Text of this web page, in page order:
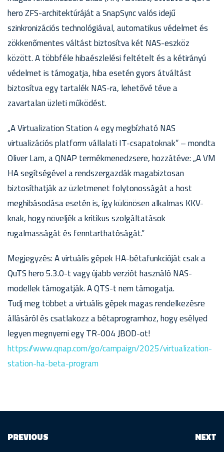
hero ZFS-architektúráját a SnapSync valós idejű
szinkronizációs technológiával, automatikus védelmet és
zökkenőmentes váltást biztosítva két NAS-eszköz
között. A többféle hibaészlelési feltételt és a kétirányú
védelmet is támogatja, hiba esetén gyors átváltást
biztosítva egy tartalék NAS-ra, lehetővé téve a
zavartalan üzleti működést.
„A Virtualization Station 4 egy megbízható NAS
virtualizációs platform vállalati IT-csapatoknak” – mondta
Oliver Lam, a QNAP termékmenedzsere, hozzátéve: „A VM
HA segítségével a rendszergazdák magabiztosan
biztosíthatják az üzletmenet folytonosságát a host
meghibásodása esetén is, így különösen alkalmas KKV-
knak, hogy növeljék a kritikus szolgáltatások
rugalmasságát és fenntarthatóságát.”
Megjegyzés: A virtuális gépek HA-bétafunkcióját csak a
QuTS hero 5.3.0-t vagy újabb verziót használó NAS-
modellek támogatják. A QTS-t nem támogatja.
Tudj meg többet a virtuális gépek magas rendelkezésre
állásáról és csatlakozz a bétaprogramhoz, hogy esélyed
legyen megnyerni egy TR-004 JBOD-ot!
https://www.qnap.com/go/campaign/2025/virtualization-
station-ha-beta-program
PREVIOUS NEXT